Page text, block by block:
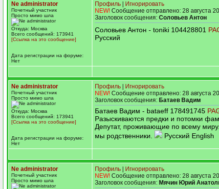
Ne administrator
Почетный участник
Просто мимо шла
Откуда: Москва
Всего сообщений: 173941
[Ссылка на это сообщение]
Дата регистрации на форуме:
Нет
Профиль
Игнорировать
NEW! Сообщение отправлено: 28 августа
Заголовок сообщения: Соловьев Антон
Соловьев Антон - toniki 104428801
Русский
Ne administrator
Почетный участник
Просто мимо шла
Откуда: Москва
Всего сообщений: 173941
[Ссылка на это сообщение]
Дата регистрации на форуме:
Нет
Профиль
Игнорировать
NEW! Сообщение отправлено: 28 августа
Заголовок сообщения: Батаев Вадим
Батаев Вадим - bataeff 178491745
Разыскиваются предки и потомки
Депутат, проживающие по всему
мы родственники.
Русский English
Ne administrator
Почетный участник
Просто мимо шла
Профиль
Игнорировать
NEW! Сообщение отправлено: 28 августа
Заголовок сообщения: Мячин Юрий